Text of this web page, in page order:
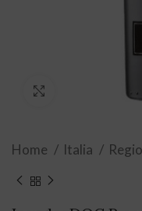
Home Italia